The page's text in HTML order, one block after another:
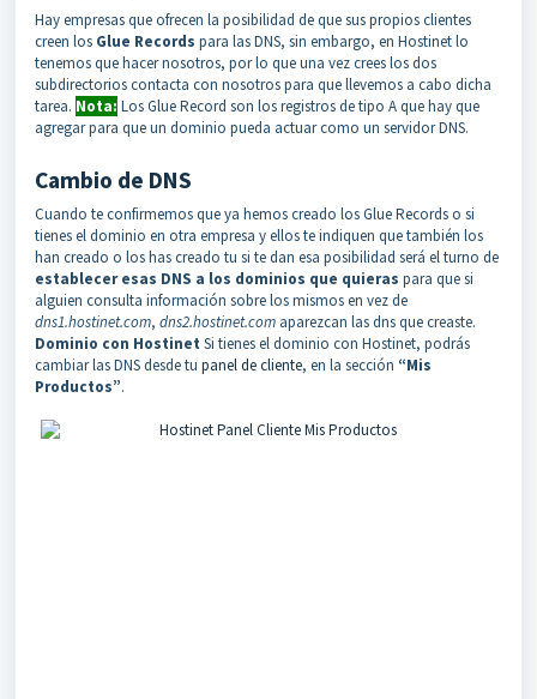
Hay empresas que ofrecen la posibilidad de que sus propios clientes
creen los Glue Records para las DNS, sin embargo, en Hostinet lo
tenemos que hacer nosotros, por lo que una vez crees los dos
subdirectorios contacta con nosotros para que llevemos a cabo dicha
tarea. Nota: Los Glue Record son los registros de tipo A que hay que
agregar para que un dominio pueda actuar como un servidor DNS.
Cambio de DNS
Cuando te confirmemos que ya hemos creado los Glue Records o si
tienes el dominio en otra empresa y ellos te indiquen que también los
han creado o los has creado tu si te dan esa posibilidad será el turno de
establecer esas DNS a los dominios que quieras para que si
alguien consulta información sobre los mismos en vez de
dns1.hostinet.com, dns2.hostinet.com aparezcan las dns que creaste.
Dominio con Hostinet Si tienes el dominio con Hostinet, podrás
cambiar las DNS desde tu panel de cliente, en la sección “Mis
Productos”.